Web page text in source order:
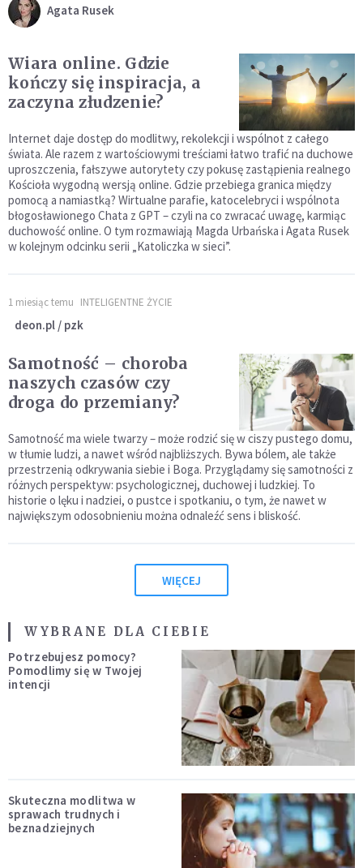
Agata Rusek
Wiara online. Gdzie
kończy się inspiracja, a
zaczyna złudzenie?
Internet daje dostęp do modlitwy, rekolekcji i wspólnot z całego
świata. Ale razem z wartościowymi treściami łatwo trafić na duchowe
uproszczenia, fałszywe autorytety czy pokusę zastąpienia realnego
Kościoła wygodną wersją online. Gdzie przebiega granica między
pomocą a namiastką? Wirtualne parafie, katocelebryci i wspólnota
błogosławionego Chata z GPT – czyli na co zwracać uwagę, karmiąc
duchowość online. O tym rozmawiają Magda Urbańska i Agata Rusek
w kolejnym odcinku serii „Katoliczka w sieci”.
1 miesiąc temu INTELIGENTNE ŻYCIE
deon.pl / pzk
Samotność – choroba
naszych czasów czy
droga do przemiany?
Samotność ma wiele twarzy – może rodzić się w ciszy pustego domu,
w tłumie ludzi, a nawet wśród najbliższych. Bywa bólem, ale także
przestrzenią odkrywania siebie i Boga. Przyglądamy się samotności z
różnych perspektyw: psychologicznej, duchowej i ludzkiej. To
historie o lęku i nadziei, o pustce i spotkaniu, o tym, że nawet w
największym odosobnieniu można odnaleźć sens i bliskość.
WIĘCEJ
WYBRANE DLA CIEBIE
Potrzebujesz pomocy?
Pomodlimy się w Twojej
intencji
Skuteczna modlitwa w
sprawach trudnych i
beznadziejnych